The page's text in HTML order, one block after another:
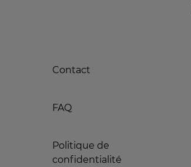
Contact
FAQ
Politique de
confidentialité